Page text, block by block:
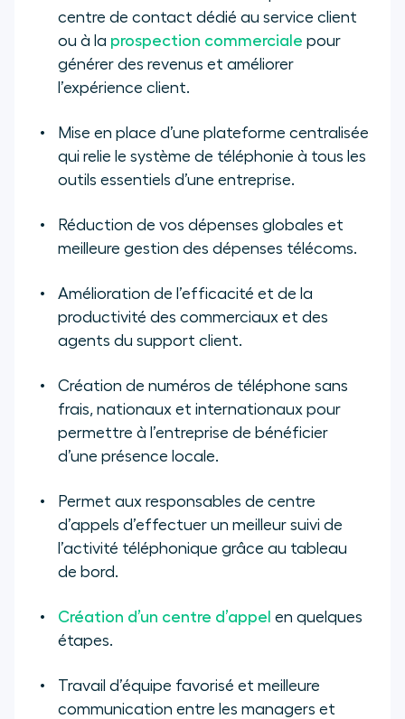
centre de contact dédié au service client
ou à la prospection commerciale pour
générer des revenus et améliorer
l’expérience client.
Mise en place d’une plateforme centralisée
qui relie le système de téléphonie à tous les
outils essentiels d’une entreprise.
Réduction de vos dépenses globales et
meilleure gestion des dépenses télécoms.
Amélioration de l’efficacité et de la
productivité des commerciaux et des
agents du support client.
Création de numéros de téléphone sans
frais, nationaux et internationaux pour
permettre à l’entreprise de bénéficier
d’une présence locale.
Permet aux responsables de centre
d’appels d’effectuer un meilleur suivi de
l’activité téléphonique grâce au tableau
de bord.
Création d’un centre d’appel en quelques
étapes.
Travail d’équipe favorisé et meilleure
communication entre les managers et